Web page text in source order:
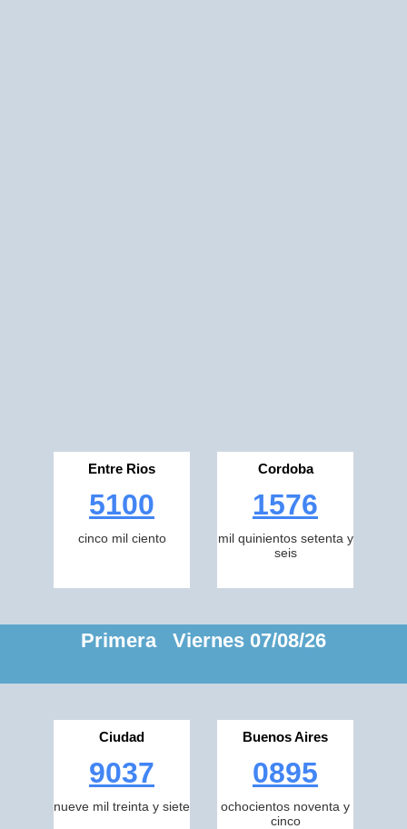
Entre Rios
5100
cinco mil ciento
Cordoba
1576
mil quinientos setenta y
seis
Primera Viernes 07/08/26
Ciudad
9037
nueve mil treinta y siete
Buenos Aires
0895
ochocientos noventa y
cinco